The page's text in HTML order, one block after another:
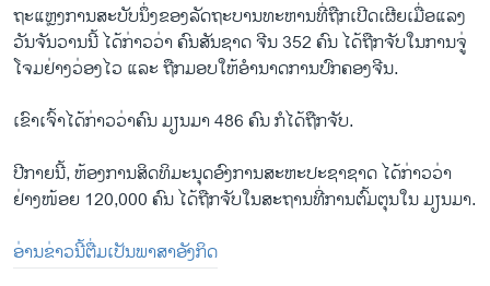
ຖະ​ແຫຼງ​ການ​ສະ​ບັບ​ນຶ່ງ​ຂອງ​ລັດ​ຖະ​ບານ​ທະ​ຫານ​ທີ່​ຖືກ​ເປີດ​ເຜີຍ​ເມື່ອ​ແລງ
ວັນ​ຈັນ​ວານນີ້​ ໄດ້​ກ່າວ​ວ່າ ຄົນ​ສັນ​ຊາດ ຈີນ 352 ຄົນ​ ໄດ້​ຖືກ​ຈັບ​ໃນ​ການ​ຈູ່​
ໂຈ​ມ​ຢ່າງວ່ອງ​ໄວ ແລະ ຖືກມອບ​ໃຫ້​ອຳ​ນາດ​ການ​ປົກ​ຄອງ​ຈີນ.
ເຂົາ​ເຈົ້າ​ໄດ້​ກ່າວ​ວ່າ​ຄົນ ມຽນ​ມາ 486 ຄົນ ​ກໍໄດ້​ຖືກ​ຈັບ.
ປີ​ກາຍນີ້, ຫ້ອງ​ການ​ສິດ​ທິ​ມະ​ນຸດ​ອົງ​ການ​ສະ​ຫະ​ປະ​ຊາ​ຊາດ ​ໄດ້​ກ່າວ​ວ່າ
ຢ່າງ​ໜ້ອຍ 120,000 ຄົນ​ ໄດ້​ຖືກ​ຈັບ​ໃນ​ສະ​ຖານ​ທີ່​ການ​ຕົ້ມ​ຕຸນ​ໃນ ມຽນ​ມາ.
ອ່ານ​ຂ່າວນີ້​ຕື່ມ​ເປັນ​ພາ​ສາ​ອັງ​ກິດ